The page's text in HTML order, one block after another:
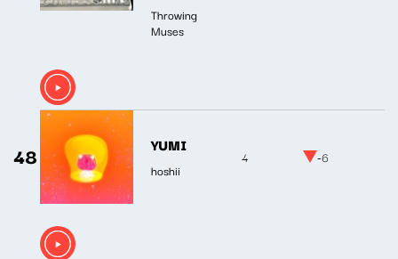
Throwing
Muses
48 YUMI
hoshii
4 -6